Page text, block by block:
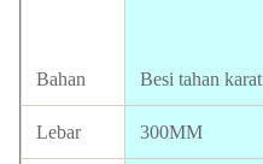
Bahan Besi tahan karat
Lebar 300MM